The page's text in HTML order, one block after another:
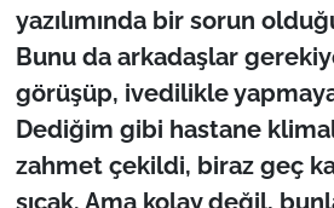
yazılımında bir sorun
Bunu da arkadaşlar
görüşüp, ivedilikle yapmaya
Dediğim gibi hastane
zahmet çekildi, biraz geç
sıcak. Ama kolay değil,